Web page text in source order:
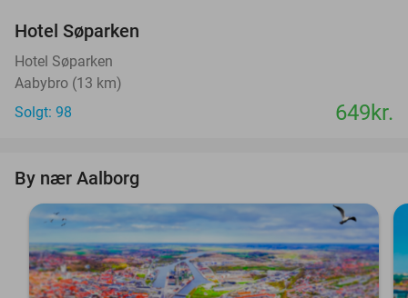
Hotel Søparken
Hotel Søparken
Aabybro (13 km)
Solgt: 98
649kr.
By nær Aalborg